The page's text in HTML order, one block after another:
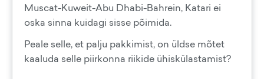
Muscat-Kuweit-Abu Dhabi-Bahrein, Katari ei
oska sinna kuidagi sisse põimida.
Peale selle, et palju pakkimist, on üldse mõtet
kaaluda selle piirkonna riikide ühiskülastamist?